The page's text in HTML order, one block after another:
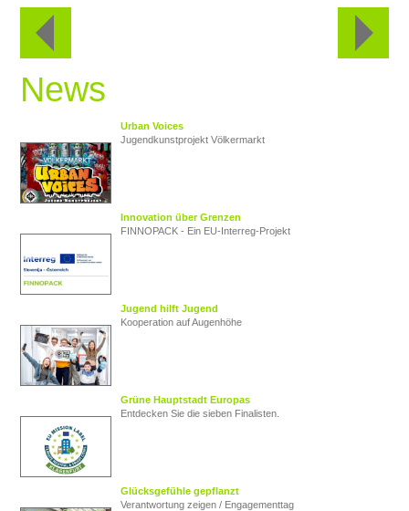
News
Urban Voices
Jugendkunstprojekt Völkermarkt
Innovation über Grenzen
FINNOPACK - Ein EU‑Interreg‑Projekt
Jugend hilft Jugend
Kooperation auf Augenhöhe
Grüne Hauptstadt Europas
Entdecken Sie die sieben Finalisten.
Glücksgefühle gepflanzt
Verantwortung zeigen / Engagementtag